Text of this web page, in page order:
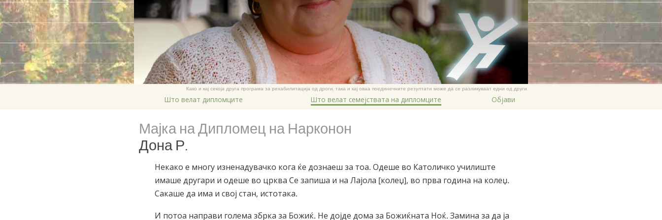
Како и кај секоја друга програма за рехабилитација од дроги, така и кај оваа поединечните резултати може да се разликуваат едни од други.
Што велат дипломците Што велат семејствата на дипломците Објави
Мајка на Дипломец на Нарконон
Дона Р.
Некако е многу изненадувачко кога ќе дознаеш за тоа. Одеше во Католичко училиште
имаше другари и одеше во црква Се запиша и на Лајола [колеџ], во прва година на колеџ.
Сакаше да има и свој стан, истотака.
И потоа направи голема збрка за Божиќ. Не дојде дома за Божиќната Ноќ. Замина за да ја